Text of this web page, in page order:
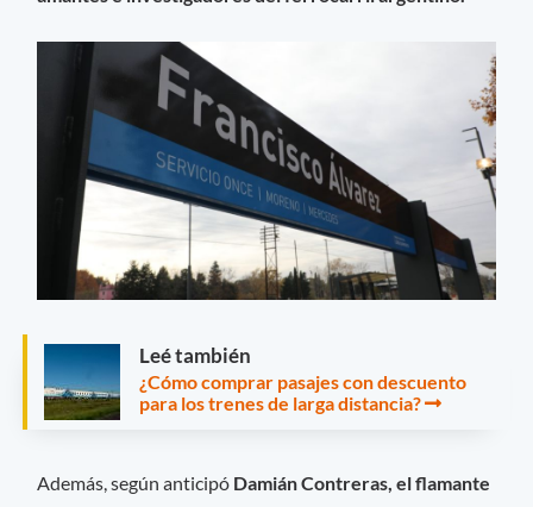
Leé también
¿Cómo comprar pasajes con descuento
para los trenes de larga distancia?
Además, según anticipó Damián Contreras, el flamante